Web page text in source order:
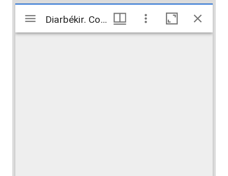
Visualiseur
Mirador
Diarbékir. Cour du médressé de la grande mosquée [sic] Diarbékir. Cour du médressé de la grande mosquée [sic]